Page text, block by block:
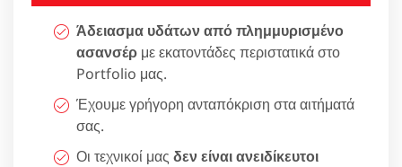
Άδειασμα υδάτων από πλημμυρισμένο
ασανσέρ με εκατοντάδες περιστατικά στο
Portfolio μας.
Έχουμε γρήγορη ανταπόκριση στα αιτήματά
σας.
Οι τεχνικοί μας δεν είναι ανειδίκευτοι